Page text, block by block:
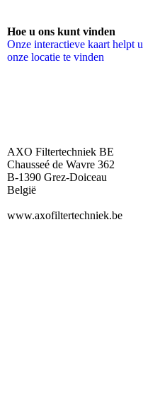
Hoe u ons kunt vinden
Onze interactieve kaart helpt u
onze locatie te vinden
AXO Filtertechniek BE
Chausseé de Wavre 362
B-1390 Grez-Doiceau
België
www.axofiltertechniek.be